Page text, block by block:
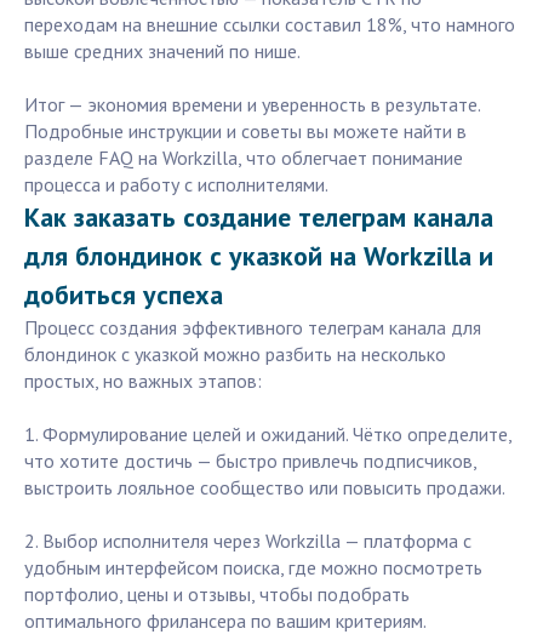
переходам на внешние ссылки составил 18%, что намного
выше средних значений по нише.
Итог — экономия времени и уверенность в результате.
Подробные инструкции и советы вы можете найти в
разделе FAQ на Workzilla, что облегчает понимание
процесса и работу с исполнителями.
Как заказать создание телеграм канала
для блондинок с указкой на Workzilla и
добиться успеха
Процесс создания эффективного телеграм канала для
блондинок с указкой можно разбить на несколько
простых, но важных этапов:
1. Формулирование целей и ожиданий. Чётко определите,
что хотите достичь — быстро привлечь подписчиков,
выстроить лояльное сообщество или повысить продажи.
2. Выбор исполнителя через Workzilla — платформа с
удобным интерфейсом поиска, где можно посмотреть
портфолио, цены и отзывы, чтобы подобрать
оптимального фрилансера по вашим критериям.